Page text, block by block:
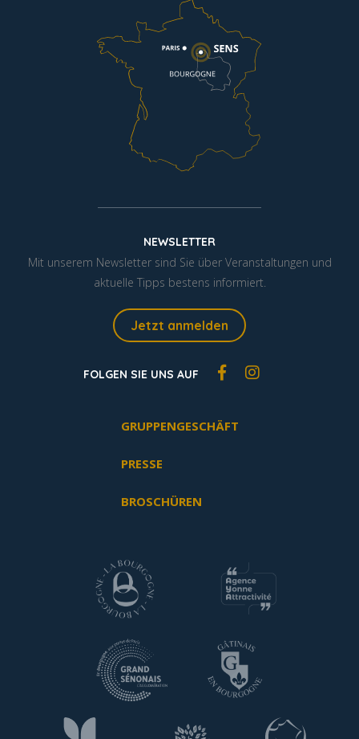
NEWSLETTER
Mit unserem Newsletter sind Sie über Veranstaltungen und
aktuelle Tipps bestens informiert.
Jetzt anmelden
FOLGEN SIE UNS AUF
GRUPPENGESCHÄFT
PRESSE
BROSCHÜREN